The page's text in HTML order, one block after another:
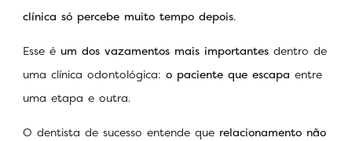
clínica só percebe muito tempo depois.
Esse é um dos vazamentos mais importantes dentro de
uma clínica odontológica: o paciente que escapa entre
uma etapa e outra.
O dentista de sucesso entende que relacionamento não